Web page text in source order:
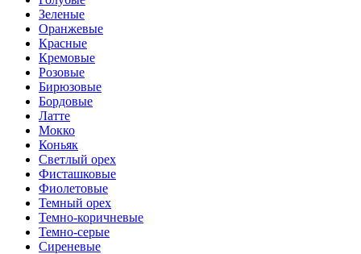
Зеленые
Оранжевые
Красные
Кремовые
Розовые
Бирюзовые
Бордовые
Латте
Мокко
Коньяк
Светлый орех
Фисташковые
Фиолетовые
Темный орех
Темно-коричневые
Темно-серые
Сиреневые